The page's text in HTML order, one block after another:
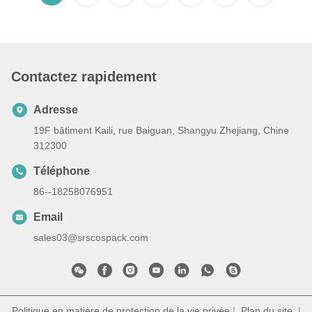
Contactez rapidement
Adresse
19F bâtiment Kaili, rue Baiguan, Shangyu Zhejiang, Chine
312300
Téléphone
86--18258076951
Email
sales03@srscospack.com